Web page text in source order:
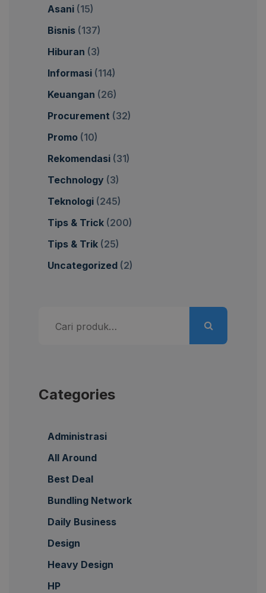
Asani (15)
Bisnis (137)
Hiburan (3)
Informasi (114)
Keuangan (26)
Procurement (32)
Promo (10)
Rekomendasi (31)
Technology (3)
Teknologi (245)
Tips & Trick (200)
Tips & Trik (25)
Uncategorized (2)
untuk:
Categories
Administrasi
All Around
Best Deal
Bundling Network
Daily Business
Design
Heavy Design
HP